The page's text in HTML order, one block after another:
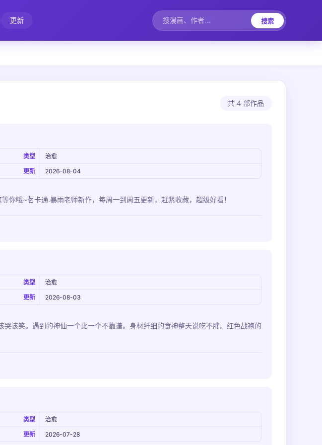
更新 搜索
共 4 部作品
类型
治愈
更新 2026-08-04
哦~茗卡通.暴雨老师新作，每周一到周五更新，赶紧收藏，超级好看！
类型
治愈
更新 2026-08-03
该笑。遇到的神仙一个比一个不靠谱。身材纤细的食神整天说吃不胖。红色战袍的
类型
治愈
更新 2026-07-28